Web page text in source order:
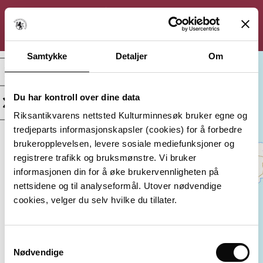
Samtykke Detaljer Om
Du har kontroll over dine data
Riksantikvarens nettsted Kulturminnesøk bruker egne og
tredjeparts informasjonskapsler (cookies) for å forbedre
brukeropplevelsen, levere sosiale mediefunksjoner og
registrere trafikk og bruksmønstre. Vi bruker
informasjonen din for å øke brukervennligheten på
nettsidene og til analyseformål. Utover nødvendige
cookies, velger du selv hvilke du tillater.
Nødvendige
Kategori:
Arkeologisk
minne
Beliggenhet:
Vestfold, Larvik
Vernestatus:
Automatisk
fredet
Datering:
1600-tallet
Lagt inn av:
Vestfold fylkeskommune
KULTURMINNESØK